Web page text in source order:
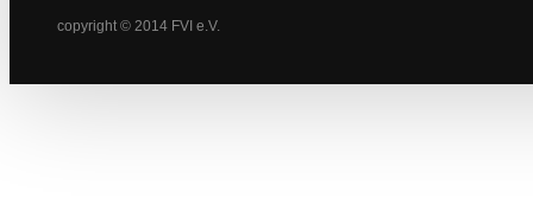
copyright © 2014 FVI e.V.